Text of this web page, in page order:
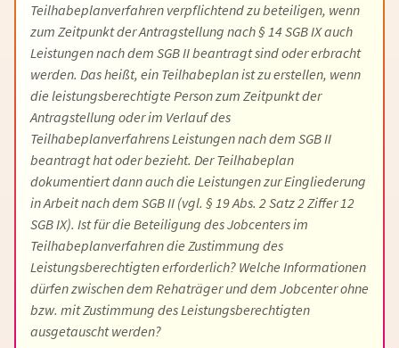
Teilhabeplanverfahren verpflichtend zu beteiligen, wenn
zum Zeitpunkt der Antragstellung nach § 14 SGB IX auch
Leistungen nach dem SGB II beantragt sind oder erbracht
werden. Das heißt, ein Teilhabeplan ist zu erstellen, wenn
die leistungsberechtigte Person zum Zeitpunkt der
Antragstellung oder im Verlauf des
Teilhabeplanverfahrens Leistungen nach dem SGB II
beantragt hat oder bezieht. Der Teilhabeplan
dokumentiert dann auch die Leistungen zur Eingliederung
in Arbeit nach dem SGB II (vgl. § 19 Abs. 2 Satz 2 Ziffer 12
SGB IX). Ist für die Beteiligung des Jobcenters im
Teilhabeplanverfahren die Zustimmung des
Leistungsberechtigten erforderlich? Welche Informationen
dürfen zwischen dem Rehaträger und dem Jobcenter ohne
bzw. mit Zustimmung des Leistungsberechtigten
ausgetauscht werden?